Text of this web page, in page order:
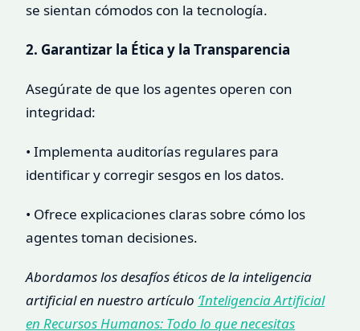
se sientan cómodos con la tecnología.
2. Garantizar la Ética y la Transparencia
Asegúrate de que los agentes operen con
integridad:
• Implementa auditorías regulares para
identificar y corregir sesgos en los datos.
• Ofrece explicaciones claras sobre cómo los
agentes toman decisiones.
Abordamos los desafíos éticos de la inteligencia
artificial en nuestro artículo ‘Inteligencia Artificial
en Recursos Humanos: Todo lo que necesitas